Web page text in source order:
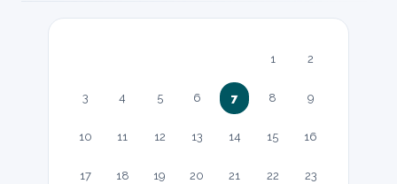
1 2
3 4 5 6 7 8 9
10 11 12 13 14 15 16
17 18 19 20 21 22 23